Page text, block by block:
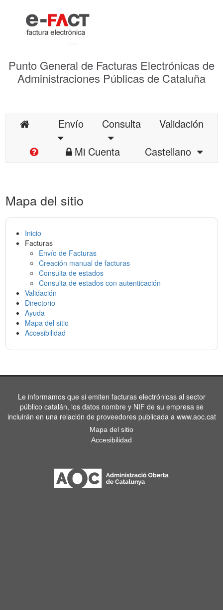
Punto General de Facturas Electrónicas de
Administraciones Públicas de Cataluña
Envío Consulta
Validación
Mi Cuenta
Castellano
Mapa del sitio
Inicio
Facturas
Envío de Facturas
Creación manual de facturas
Consulta de estados
Consulta de estados con autenticación
Validación
Directorio
Ayuda
Mapa del sitio
Accesibilidad
Le informamos que si emiten facturas electrónicas al sector
público catalán, los datos nombre y NIF de su empresa se
incluirán en una relación de proveedores publicada a www.aoc.cat
Mapa del sitio
Accesibilidad